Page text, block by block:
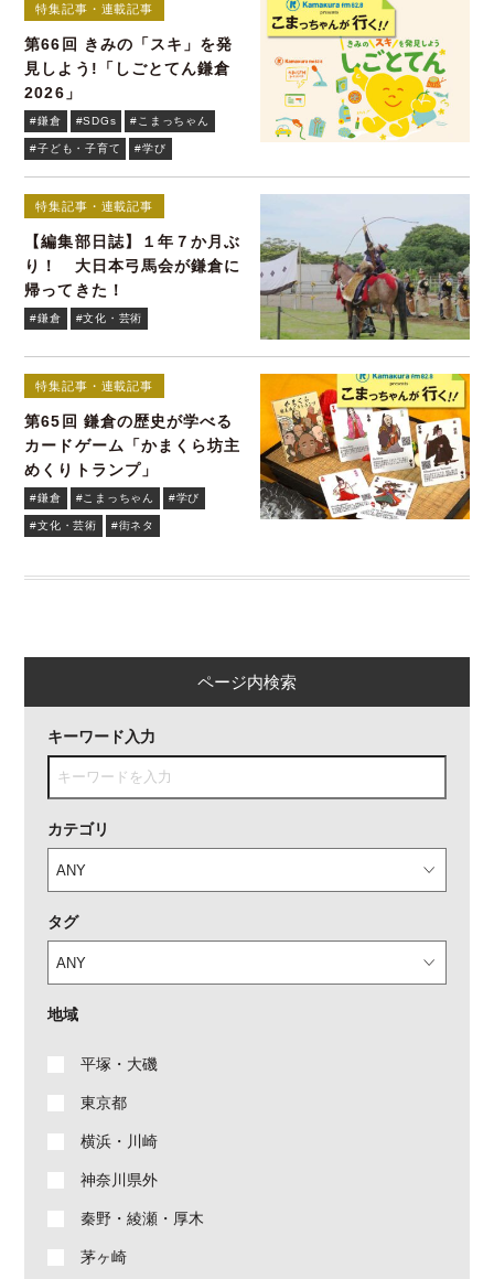
特集記事・連載記事
第66回 きみの「スキ」を発
見しよう!「しごとてん鎌倉
2026」
#鎌倉 #SDGs #こまっちゃん
#子ども・子育て #学び
特集記事・連載記事
【編集部日誌】１年７か月ぶ
り！ 大日本弓馬会が鎌倉に
帰ってきた！
#鎌倉 #文化・芸術
特集記事・連載記事
第65回 鎌倉の歴史が学べる
カードゲーム「かまくら坊主
めくりトランプ」
#鎌倉 #こまっちゃん #学び
#文化・芸術 #街ネタ
ページ内検索
キーワード入力
カテゴリ
タグ
地域
平塚・大磯
東京都
横浜・川崎
神奈川県外
秦野・綾瀬・厚木
茅ヶ崎